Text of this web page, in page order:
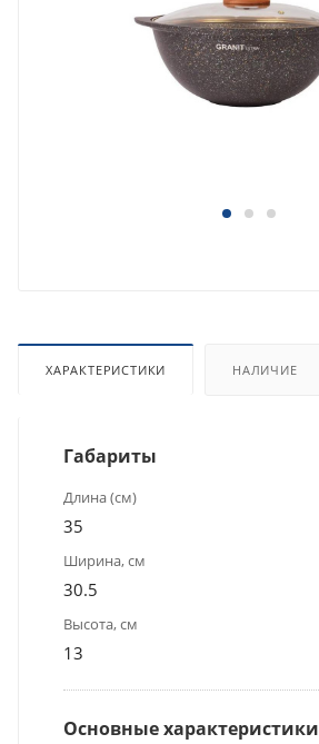
ХАРАКТЕРИСТИКИ НАЛИЧИЕ
Габариты
Длина (см)
35
Ширина, см
30.5
Высота, см
13
Основные характеристики